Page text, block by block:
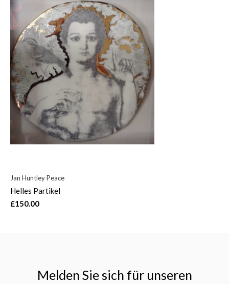
Jan Huntley Peace
Helles Partikel
£150.00
Melden Sie sich für unseren